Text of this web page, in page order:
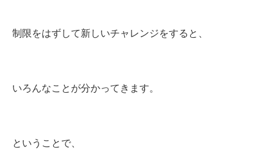
制限をはずして新しいチャレンジをすると、
いろんなことが分かってきます。
ということで、